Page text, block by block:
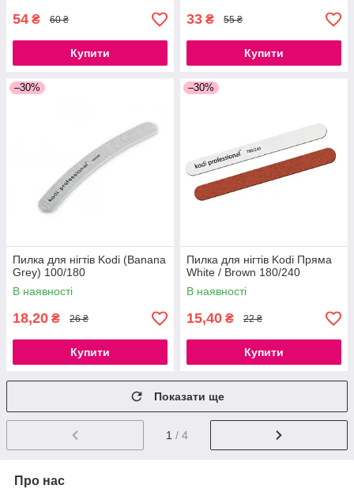
54 ₴ 60 ₴
Купити
33 ₴ 55 ₴
Купити
–30%
Пилка для нігтів Kodi (Banana
Grey) 100/180
В наявності
18,20 ₴ 26 ₴
Купити
–30%
Пилка для нігтів Kodi Пряма
White / Brown 180/240
В наявності
15,40 ₴ 22 ₴
Купити
Показати ще
1 / 4
Про нас